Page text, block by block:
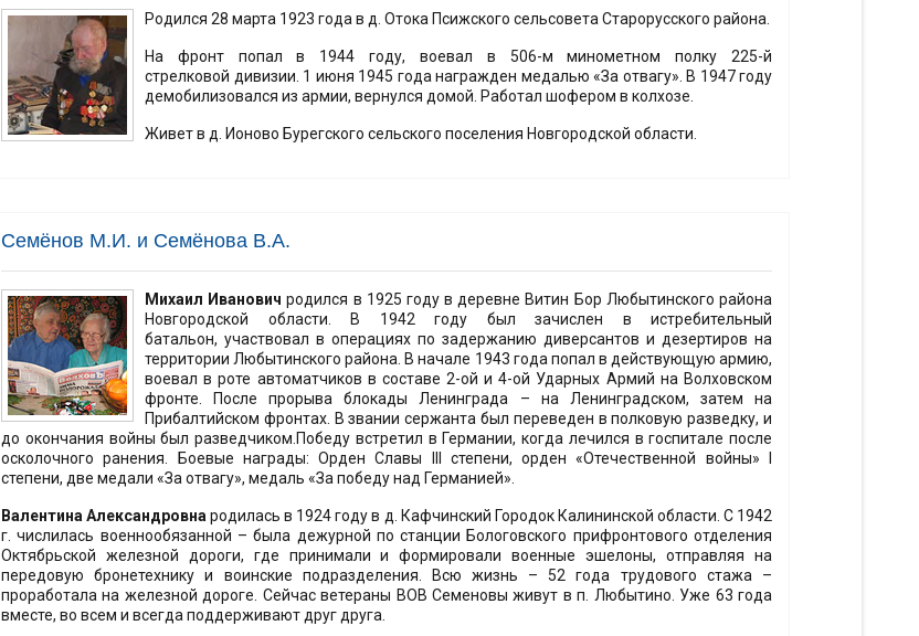
Родился 28 марта 1923 года в д. Отока Псижского сельсовета Старорусского района.
На фронт попал в 1944 году, воевал в 506-м минометном полку 225-й
стрелковой дивизии. 1 июня 1945 года награжден медалью «За отвагу». В 1947 году
демобилизовался из армии, вернулся домой. Работал шофером в колхозе.
Живет в д. Ионово Бурегского сельского поселения Новгородской области.
Семёнов М.И. и Семёнова В.А.
Михаил Иванович родился в 1925 году в деревне Витин Бор Любытинского района
Новгородской области. В 1942 году был зачислен в истребительный
батальон, участвовал в операциях по задержанию диверсантов и дезертиров на
территории Любытинского района. В начале 1943 года попал в действующую армию,
воевал в роте автоматчиков в составе 2-ой и 4-ой Ударных Армий на Волховском
фронте. После прорыва блокады Ленинграда – на Ленинградском, затем на
Прибалтийском фронтах. В звании сержанта был переведен в полковую разведку, и
до окончания войны был разведчиком.Победу встретил в Германии, когда лечился в госпитале после
осколочного ранения. Боевые награды: Орден Славы III степени, орден «Отечественной войны» I
степени, две медали «За отвагу», медаль «За победу над Германией».
Валентина Александровна родилась в 1924 году в д. Кафчинский Городок Калининской области. С 1942
г. числилась военнообязанной – была дежурной по станции Бологовского прифронтового отделения
Октябрьской железной дороги, где принимали и формировали военные эшелоны, отправляя на
передовую бронетехнику и воинские подразделения. Всю жизнь – 52 года трудового стажа –
проработала на железной дороге. Сейчас ветераны ВОВ Семеновы живут в п. Любытино. Уже 63 года
вместе, во всем и всегда поддерживают друг друга.